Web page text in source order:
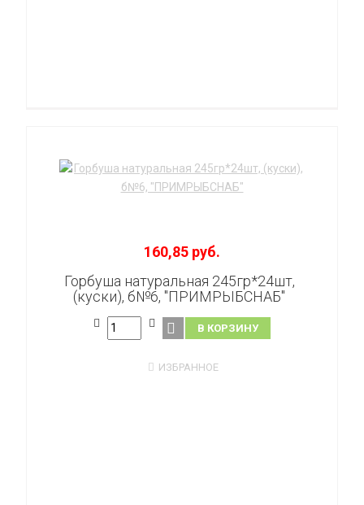
160,85 руб.
Горбуша натуральная 245гр*24шт,
(куски), б№6, "ПРИМРЫБСНАБ"
В КОРЗИНУ
ИЗБРАННОЕ